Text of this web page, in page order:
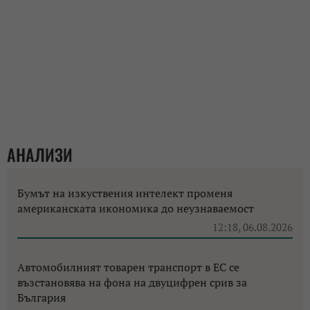
АНАЛИЗИ
Бумът на изкуствения интелект променя
американската икономика до неузнаваемост
12:18, 06.08.2026
Автомобилният товарен транспорт в ЕС се
възстановява на фона на двуцифрен срив за
България